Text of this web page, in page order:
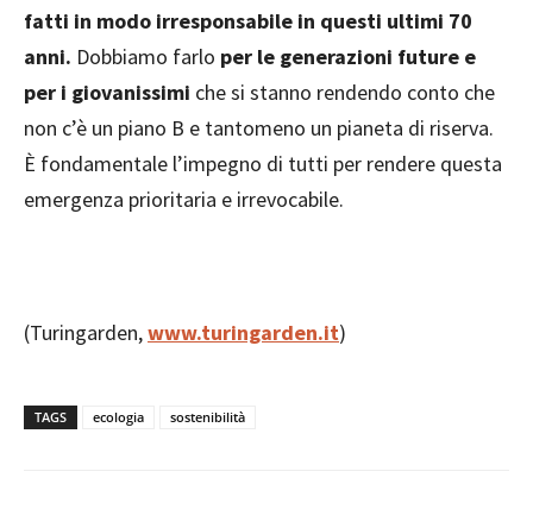
fatti in modo irresponsabile in questi ultimi 70
anni. Dobbiamo farlo per le generazioni future e
per i giovanissimi che si stanno rendendo conto che
non c’è un piano B e tantomeno un pianeta di riserva.
È fondamentale l’impegno di tutti per rendere questa
emergenza prioritaria e irrevocabile.
(Turingarden,www.turingarden.it)
TAGS ecologia sostenibilità